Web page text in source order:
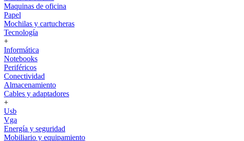
Maquinas de oficina
Papel
Mochilas y cartucheras
Tecnología
+
Informática
Notebooks
Periféricos
Conectividad
Almacenamiento
Cables y adaptadores
+
Usb
Vga
Energía y seguridad
Mobiliario y equipamiento